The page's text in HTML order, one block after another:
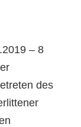
– 8
des